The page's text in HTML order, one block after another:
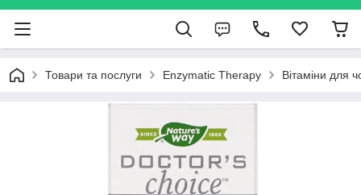
Товари та послуги Enzymatic Therapy Вітаміни для